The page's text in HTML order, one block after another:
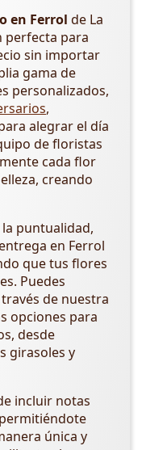
en Ferrol de La
perfecta para
sin importar
gama de
personalizados,
,
alegrar el día
de floristas
cada flor
creando
puntualidad,
en Ferrol
que tus flores
Puedes
de nuestra
opciones para
desde
girasoles y
incluir notas
única y